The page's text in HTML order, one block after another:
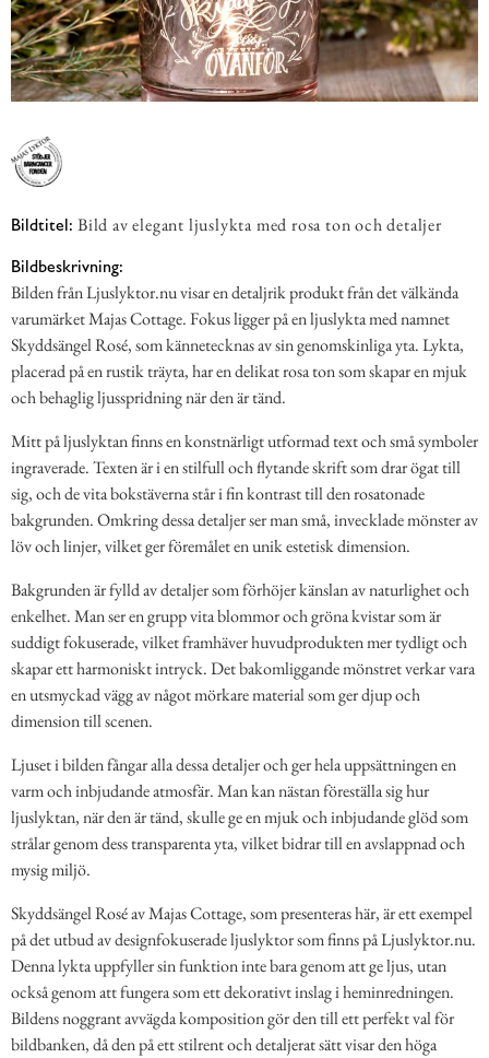
Bildtitel: Bild av elegant ljuslykta med rosa ton och detaljer
Bildbeskrivning:
Bilden från Ljuslyktor.nu visar en detaljrik produkt från det välkända
varumärket Majas Cottage. Fokus ligger på en ljuslykta med namnet
Skyddsängel Rosé, som kännetecknas av sin genomskinliga yta. Lykta,
placerad på en rustik träyta, har en delikat rosa ton som skapar en mjuk
och behaglig ljusspridning när den är tänd.
Mitt på ljuslyktan finns en konstnärligt utformad text och små symboler
ingraverade. Texten är i en stilfull och flytande skrift som drar ögat till
sig, och de vita bokstäverna står i fin kontrast till den rosatonade
bakgrunden. Omkring dessa detaljer ser man små, invecklade mönster av
löv och linjer, vilket ger föremålet en unik estetisk dimension.
Bakgrunden är fylld av detaljer som förhöjer känslan av naturlighet och
enkelhet. Man ser en grupp vita blommor och gröna kvistar som är
suddigt fokuserade, vilket framhäver huvudprodukten mer tydligt och
skapar ett harmoniskt intryck. Det bakomliggande mönstret verkar vara
en utsmyckad vägg av något mörkare material som ger djup och
dimension till scenen.
Ljuset i bilden fångar alla dessa detaljer och ger hela uppsättningen en
varm och inbjudande atmosfär. Man kan nästan föreställa sig hur
ljuslyktan, när den är tänd, skulle ge en mjuk och inbjudande glöd som
strålar genom dess transparenta yta, vilket bidrar till en avslappnad och
mysig miljö.
Skyddsängel Rosé av Majas Cottage, som presenteras här, är ett exempel
på det utbud av designfokuserade ljuslyktor som finns på Ljuslyktor.nu.
Denna lykta uppfyller sin funktion inte bara genom att ge ljus, utan
också genom att fungera som ett dekorativt inslag i heminredningen.
Bildens noggrant avvägda komposition gör den till ett perfekt val för
bildbanken, då den på ett stilrent och detaljerat sätt visar den höga